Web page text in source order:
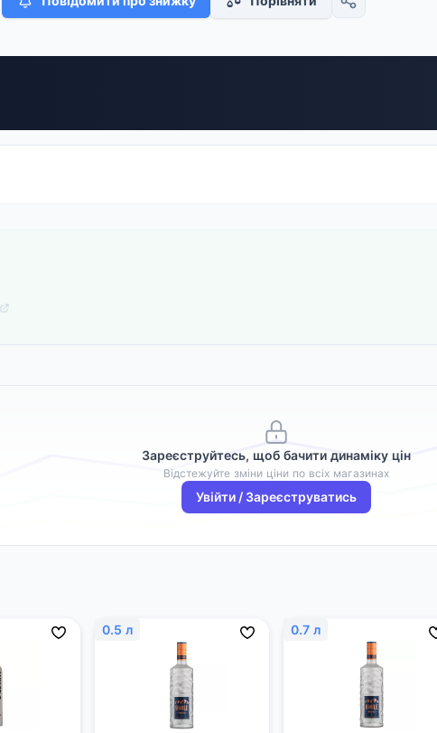
Зареєструйтесь, щоб бачити динаміку цін
Відстежуйте зміни ціни по всіх магазинах
Увійти / Зареєструватись
0.5 л 0.7 л